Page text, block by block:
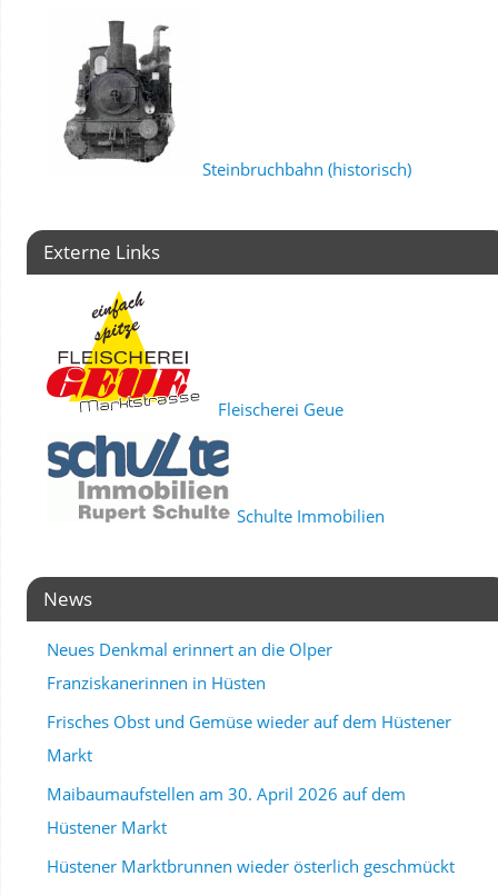
Steinbruchbahn (historisch)
Externe Links
Fleischerei Geue
Schulte Immobilien
News
Neues Denkmal erinnert an die Olper
Franziskanerinnen in Hüsten
Frisches Obst und Gemüse wieder auf dem Hüstener
Markt
Maibaumaufstellen am 30. April 2026 auf dem
Hüstener Markt
Hüstener Marktbrunnen wieder österlich geschmückt